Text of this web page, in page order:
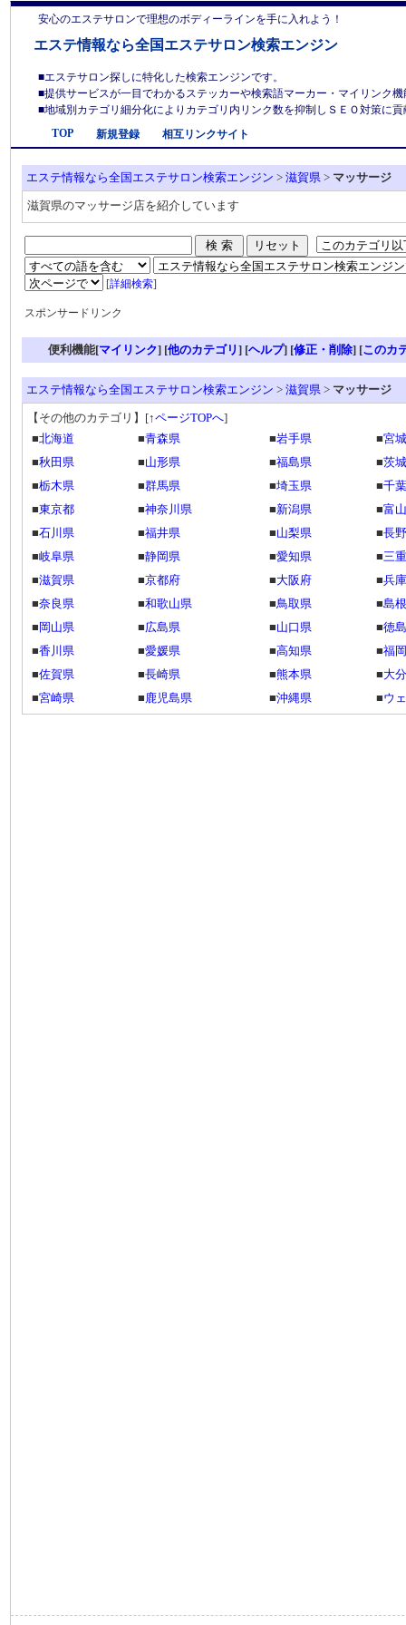
安心のエステサロンで理想のボディーラインを手に入れよう！
エステ情報なら全国エステサロン検索エンジン
■エステサロン探しに特化した検索エンジンです。
■提供サービスが一目でわかるステッカーや検索語マーカー・マイリンク
■地域別カテゴリ細分化によりカテゴリ内リンク数を抑制しＳＥＯ対策に
TOP
新規登録 相互リンクサイト
エステ情報なら全国エステサロン検索エンジン > 滋賀県 > マッサージ
滋賀県のマッサージ店を紹介しています
[詳細検索]
スポンサードリンク
便利機能[マイリンク] [他のカテゴリ] [ヘルプ] [修正・削除] [このカ
エステ情報なら全国エステサロン検索エンジン > 滋賀県 > マッサージ
【その他のカテゴリ】 [↑ページTOPへ]
■北海道 ■青森県 ■岩手県 ■宮
■秋田県 ■山形県 ■福島県 ■茨
■栃木県 ■群馬県 ■埼玉県 ■千
■東京都 ■神奈川県 ■新潟県 ■富
■石川県 ■福井県 ■山梨県 ■長
■岐阜県 ■静岡県 ■愛知県 ■三
■滋賀県 ■京都府 ■大阪府 ■兵
■奈良県 ■和歌山県 ■鳥取県 ■島
■ 岡山県 ■広島県 ■山口県 ■徳
■香川県 ■愛媛県 ■高知県 ■福
■佐賀県 ■長崎県 ■熊本県 ■大
■宮崎県 ■鹿児島県 ■沖縄県 ■ウ